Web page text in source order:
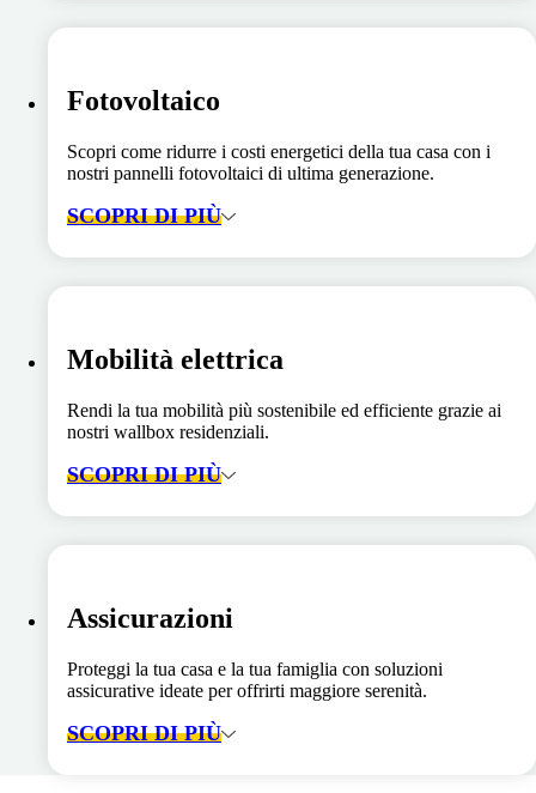
Fotovoltaico
Scopri come ridurre i costi energetici della tua casa con i
nostri pannelli fotovoltaici di ultima generazione.
SCOPRI DI PIÙ
Mobilità elettrica
Rendi la tua mobilità più sostenibile ed efficiente grazie ai
nostri wallbox residenziali.
SCOPRI DI PIÙ
Assicurazioni
Proteggi la tua casa e la tua famiglia con soluzioni
assicurative ideate per offrirti maggiore serenità.
SCOPRI DI PIÙ